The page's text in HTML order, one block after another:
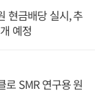
현금배당 실시, 추
예정
로 SMR 연구용 원